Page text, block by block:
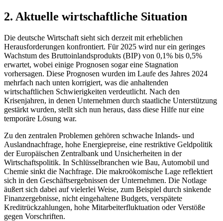
2. Aktuelle wirtschaftliche Situation
Die deutsche Wirtschaft sieht sich derzeit mit erheblichen
Herausforderungen konfrontiert. Für 2025 wird nur ein geringes
Wachstum des Bruttoinlandsprodukts (BIP) von 0,1% bis 0,5%
erwartet, wobei einige Prognosen sogar eine Stagnation
vorhersagen. Diese Prognosen wurden im Laufe des Jahres 2024
mehrfach nach unten korrigiert, was die anhaltenden
wirtschaftlichen Schwierigkeiten verdeutlicht. Nach den
Krisenjahren, in denen Unternehmen durch staatliche Unterstützung
gestärkt wurden, stellt sich nun heraus, dass diese Hilfe nur eine
temporäre Lösung war.
Zu den zentralen Problemen gehören schwache Inlands- und
Auslandnachfrage, hohe Energiepreise, eine restriktive Geldpolitik
der Europäischen Zentralbank und Unsicherheiten in der
Wirtschaftspolitik. In Schlüsselbranchen wie Bau, Automobil und
Chemie sinkt die Nachfrage. Die makroökomische Lage reflektiert
sich in den Geschäftsergebnissen der Unternehmen. Die Notlage
äußert sich dabei auf vielerlei Weise, zum Beispiel durch sinkende
Finanzergebnisse, nicht eingehaltene Budgets, verspätete
Kreditrückzahlungen, hohe Mitarbeiterfluktuation oder Verstöße
gegen Vorschriften.